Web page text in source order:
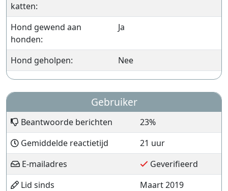
katten:
Hond gewend aan
honden:
Ja
Hond geholpen: Nee
Gebruiker
Beantwoorde berichten
23%
Gemiddelde reactietijd
21 uur
E-mailadres
Geverifieerd
Lid sinds
Maart 2019